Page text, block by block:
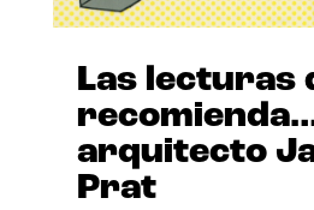
Las lecturas
arquitecto
Prat